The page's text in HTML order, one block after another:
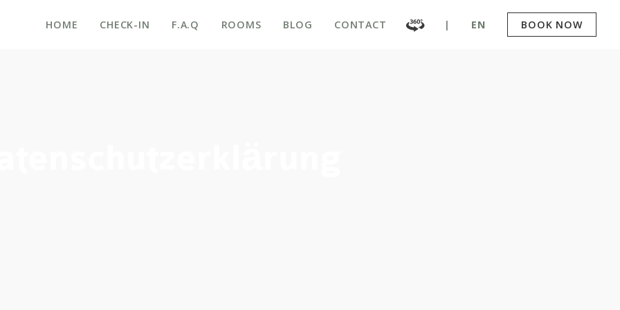
HOME CHECK-IN F.A.Q ROOMS BLOG CONTACT | EN BOOK NOW